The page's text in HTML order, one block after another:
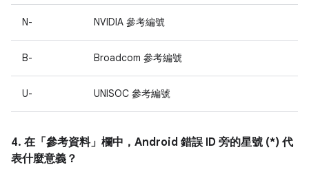
N- NVIDIA 參考編號
B- Broadcom 參考編號
U- UNISOC 參考編號
4. 在「參考資料」 欄中，Android 錯誤 ID 旁的星號 (*) 代
表什麼意義？